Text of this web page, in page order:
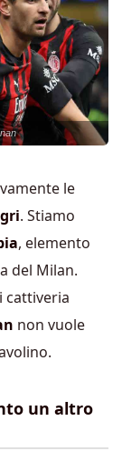
le
. Stiamo
, elemento
del Milan.
cattiveria
non vuole
un altro